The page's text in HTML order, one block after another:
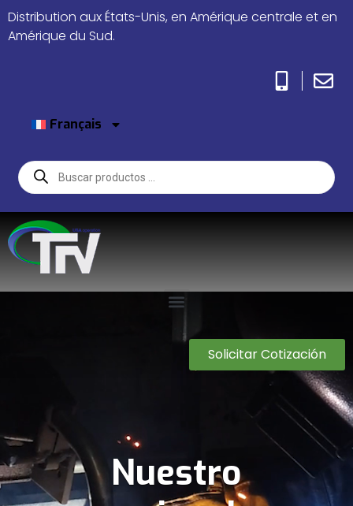
Distribution aux États-Unis, en Amérique centrale et en
Amérique du Sud.
Français
Solicitar Cotización
Nuestro